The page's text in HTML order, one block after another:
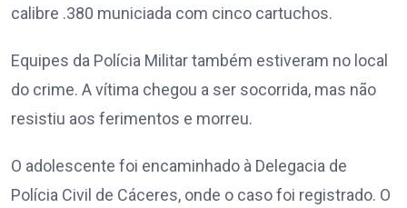
calibre .380 municiada com cinco cartuchos.
Equipes da Polícia Militar também estiveram no local
do crime. A vítima chegou a ser socorrida, mas não
resistiu aos ferimentos e morreu.
O adolescente foi encaminhado à Delegacia de
Polícia Civil de Cáceres, onde o caso foi registrado. O